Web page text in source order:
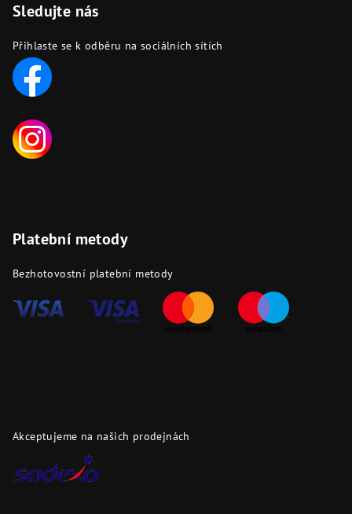
Sledujte nás
Přihlaste se k odběru na sociálních sítích
Platební metody
Bezhotovostní platební metody
Akceptujeme na našich prodejnách